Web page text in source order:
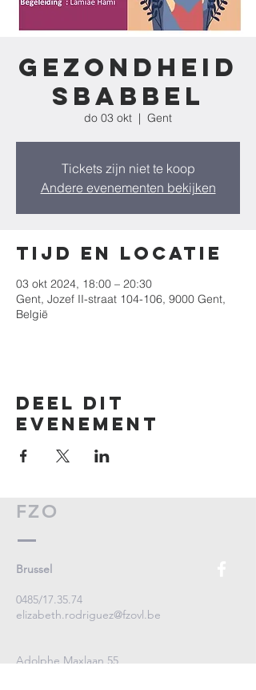
Gezondheid
sbabbel
do 03 okt
  |
Gent
Tickets zijn niet te koop
Andere evenementen bekijken
Tijd en locatie
03 okt 2024, 18:00 – 20:30
Gent, Jozef II-straat 104-106, 9000 Gent,
België
Deel dit
evenement
FZO
Brussel
0485/17.35.74
elizabeth.rodriguez@fzovl.be
Adolphe Maxlaan 55